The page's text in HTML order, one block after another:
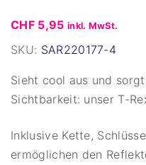
CHF5,95 inkl. MwSt.
SKU: SAR220177-4
Sieht cool aus und
Sichtbarkeit: unser T-
Inklusive Kette,
ermöglichen den